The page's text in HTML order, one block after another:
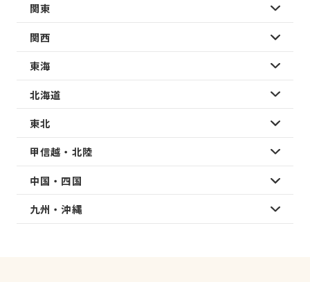
関東
関西
東海
北海道
東北
甲信越・北陸
中国・四国
九州・沖縄